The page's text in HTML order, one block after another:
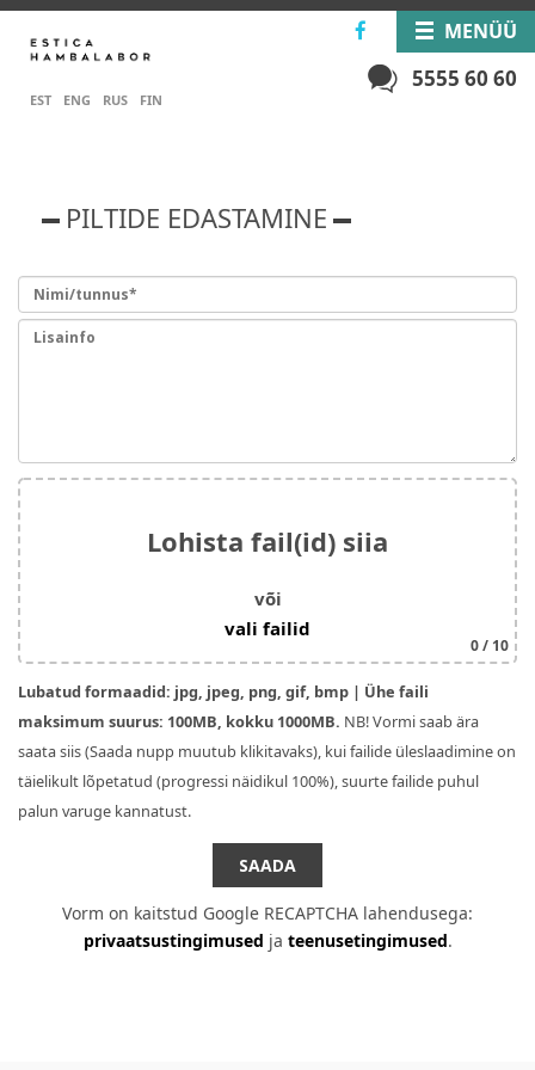
EST ENG RUS FIN
5555 60 60
MENÜÜ
PILTIDE EDASTAMINE
Lohista fail(id) siia
või
vali failid
0/ 10
Lubatud formaadid: jpg, jpeg, png, gif, bmp | Ühe faili
maksimum suurus: 100MB, kokku 1000MB. NB! Vormi saab ära
saata siis (Saada nupp muutub klikitavaks), kui failide üleslaadimine on
täielikult lõpetatud (progressi näidikul 100%), suurte failide puhul
palun varuge kannatust.
Vorm on kaitstud Google RECAPTCHA lahendusega:
privaatsustingimused ja teenusetingimused.